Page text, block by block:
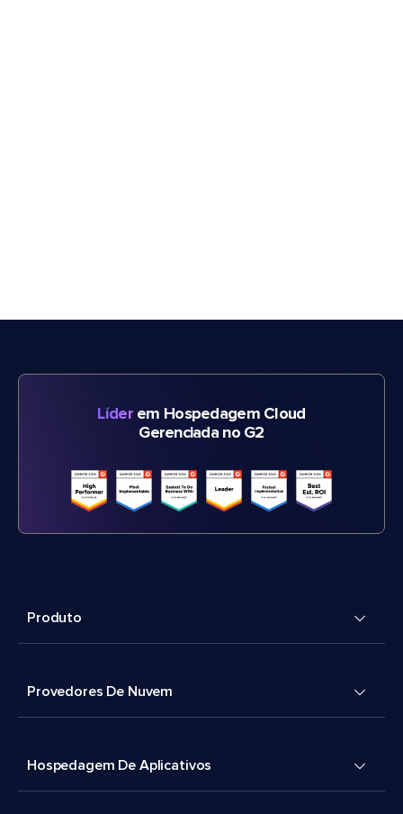
Líderem Hospedagem Cloud
Gerenciada no G2
Produto
Provedores De Nuvem
Hospedagem De Aplicativos